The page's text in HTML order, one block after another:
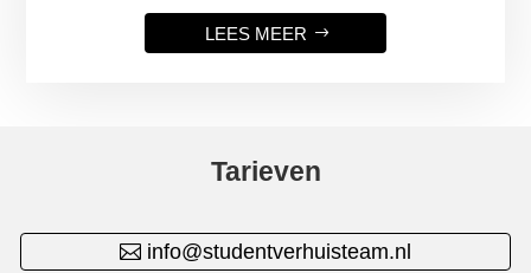
LEES MEER
Tarieven
info@studentverhuisteam.nl